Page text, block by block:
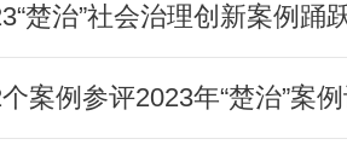
楚治”社会治理创新案例踊
案例参评2023年“楚治”案